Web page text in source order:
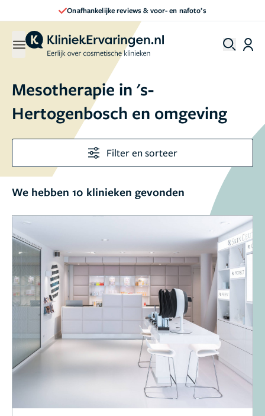
Onafhankelijke reviews & voor- en nafoto’s
Mesotherapie in 's-
Hertogenbosch en omgeving
Filter en sorteer
We hebben 10 klinieken gevonden